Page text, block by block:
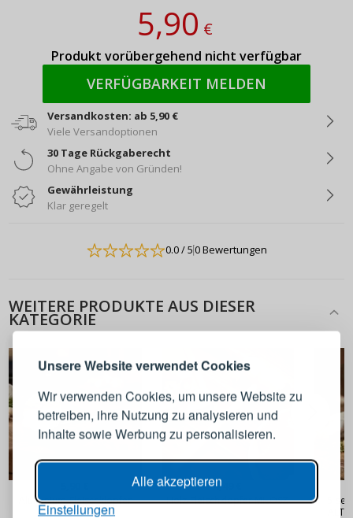
Unsere Website verwendet Cookies
Wir verwenden Cookies, um unsere Website zu
betreiben, ihre Nutzung zu analysieren und
Inhalte sowie Werbung zu personalisieren.
Alle akzeptieren
Einstellungen
5,90€
Produkt vorübergehend nicht verfügbar
VERFÜGBARKEIT MELDEN
Versandkosten: ab 5,90 €
Viele Versandoptionen
30 Tage Rückgaberecht
Ohne Angabe von Gründen!
Gewährleistung
Klar geregelt
0.0/ 50 Bewertungen
WEITERE PRODUKTE AUS DIESER
KATEGORIE
Aluminium-Fleischklopfer
TADAR Walze
4,49 €
Holz-Fleischklopfer MIŁOSZ
5-
ANMELDEN REGISTRIEREN
Melden Sie sich bei Ihrem
E-Mail-Adresse